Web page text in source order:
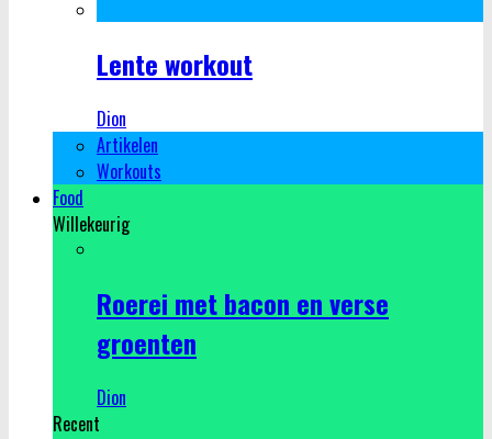
Lente workout
Dion
Artikelen
Workouts
Food
Willekeurig
Roerei met bacon en verse
groenten
Dion
Recent